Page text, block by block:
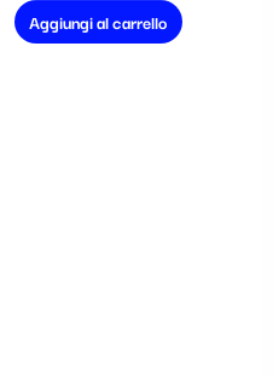
Aggiungi al carrello